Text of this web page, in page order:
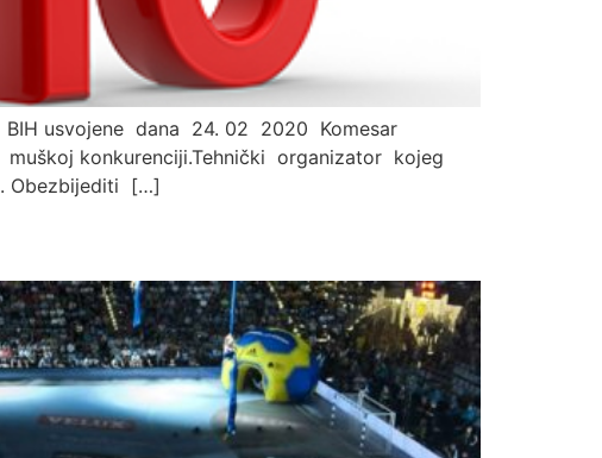
usvojene dana 24. 02 2020 Komesar
konkurenciji.Tehnički organizator kojeg
Obezbijediti […]